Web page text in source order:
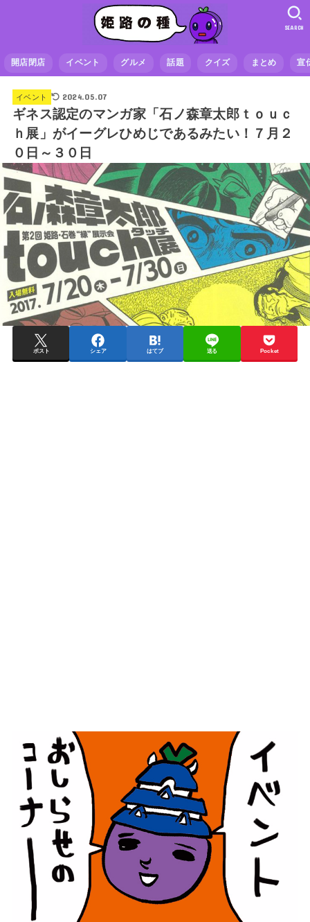
開店閉店 イベント グルメ 話題 クイズ まとめ 宣
SEARCH
イベント 2024.05.07
ギネス認定のマンガ家「石ノ森章太郎ｔｏｕｃ
ｈ展」がイーグレひめじであるみたい！７月２
０日～３０日
ポスト シェア はてブ 送る Pocket